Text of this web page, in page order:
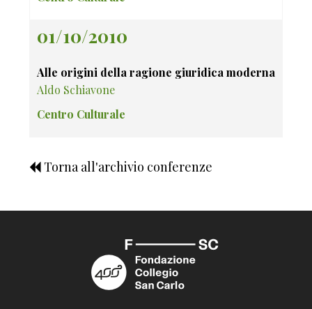
01/10/2010
Alle origini della ragione giuridica moderna
Aldo Schiavone
Centro Culturale
Torna all'archivio conferenze